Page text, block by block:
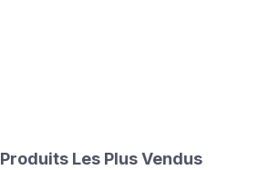
Produits Les Plus Vendus